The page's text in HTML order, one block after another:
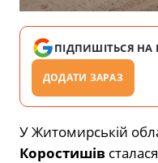
ПІДПИШІТЬСЯ НА
ДОДАТИ ЗАРАЗ
У Житомирській
Коростишів